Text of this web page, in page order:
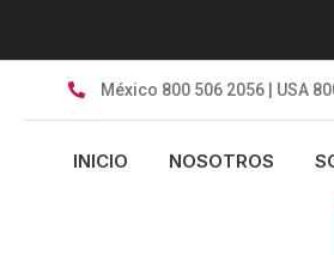
México 800 506 2056 | USA
INICIO NOSOTROS